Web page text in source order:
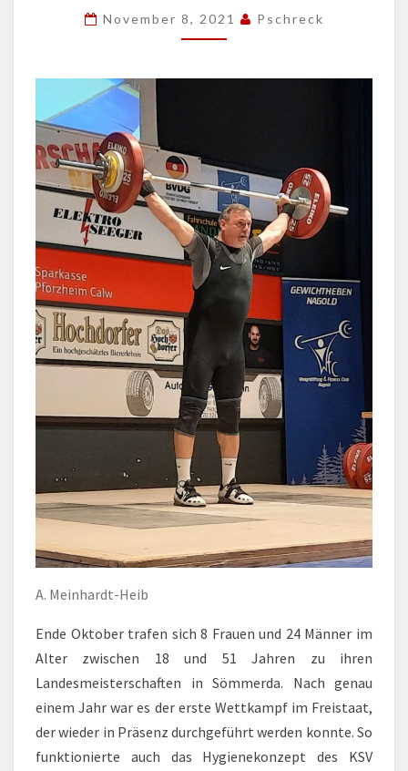
IN
SÖMMERDA
November 8, 2021 Pschreck
A. Meinhardt-Heib
Ende Oktober trafen sich 8 Frauen und 24 Männer im
Alter zwischen 18 und 51 Jahren zu ihren
Landesmeisterschaften in Sömmerda. Nach genau
einem Jahr war es der erste Wettkampf im Freistaat,
der wieder in Präsenz durchgeführt werden konnte. So
funktionierte auch das Hygienekonzept des KSV